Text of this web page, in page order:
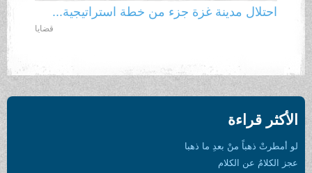
احتلال مدينة غزة جزء من خطة استراتيجية...
قضايا
الأكثر قراءة
لو أمطرتْ ذهباً منْ بعدِ ما ذهبا
عجز الكلامُ عن الكلام